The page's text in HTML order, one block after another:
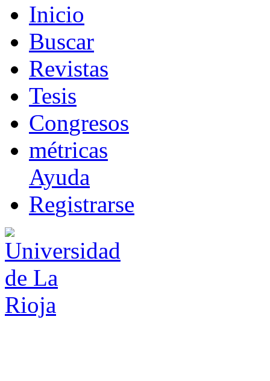
Inicio
Buscar
Revistas
Tesis
Congresos
métricas
Ayuda
Registrarse